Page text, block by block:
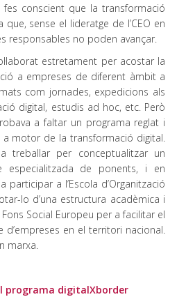
conscient que la transformació
sense el lideratge de l’CEO en
responsables no poden avançar.
estretament per acostar la
a empreses de diferent àmbit a
com jornades, expedicions als
digital, estudis ad hoc, etc. Però
a faltar un programa reglat i
a motor de la transformació digital.
treballar per conceptualitzar un
especialitzada de ponents, i en
participar a l’Escola d’Organització
lo d’una estructura acadèmica i
Social Europeu per a facilitar el
d’empreses en el territori nacional.
marxa.
programa digitalXborder